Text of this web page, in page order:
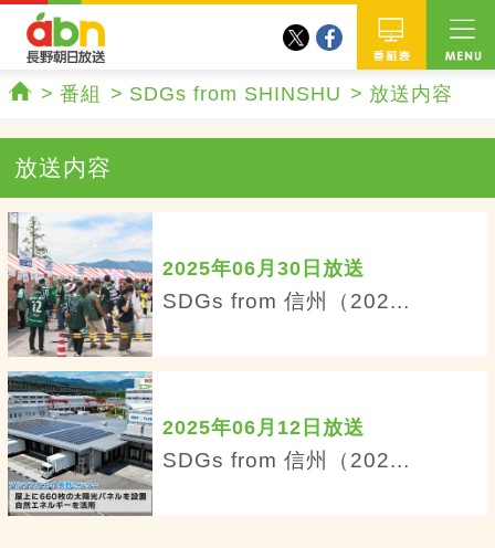
番組
twitterfacebook
番組 SDGs from SHINSHU 放送内容
放送内容
2025年06月30日放送
SDGs from 信州（202...
2025年06月12日放送
SDGs from 信州（202...